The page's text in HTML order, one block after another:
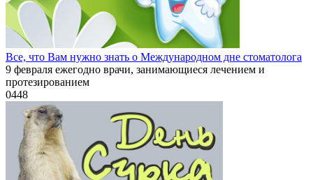
Все, что Вам нужно знать о Международном дне стоматолога
9 февраля ежегодно врачи, занимающиеся лечением и
протезированием
0448